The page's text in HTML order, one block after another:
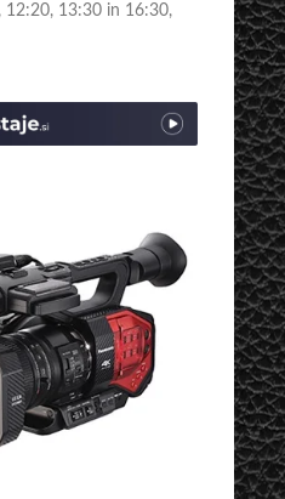
12:20, 13:30 in 16:30,